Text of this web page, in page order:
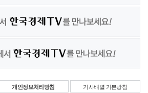
개인정보처리방침 기사배열 기본방침